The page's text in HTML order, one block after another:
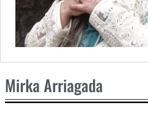
Mirka Arriagada